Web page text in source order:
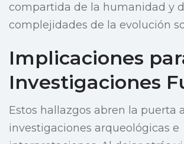
compartida de la humanidad y
complejidades de la evolución
Implicaciones
Investigaciones
Estos hallazgos abren la puerta
investigaciones arqueológicas e